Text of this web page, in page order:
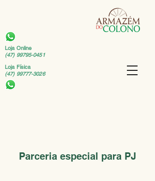
Loja Física
(47) 99777-3026
Loja Online
(47) 99795-0451
Parceria especial para PJ